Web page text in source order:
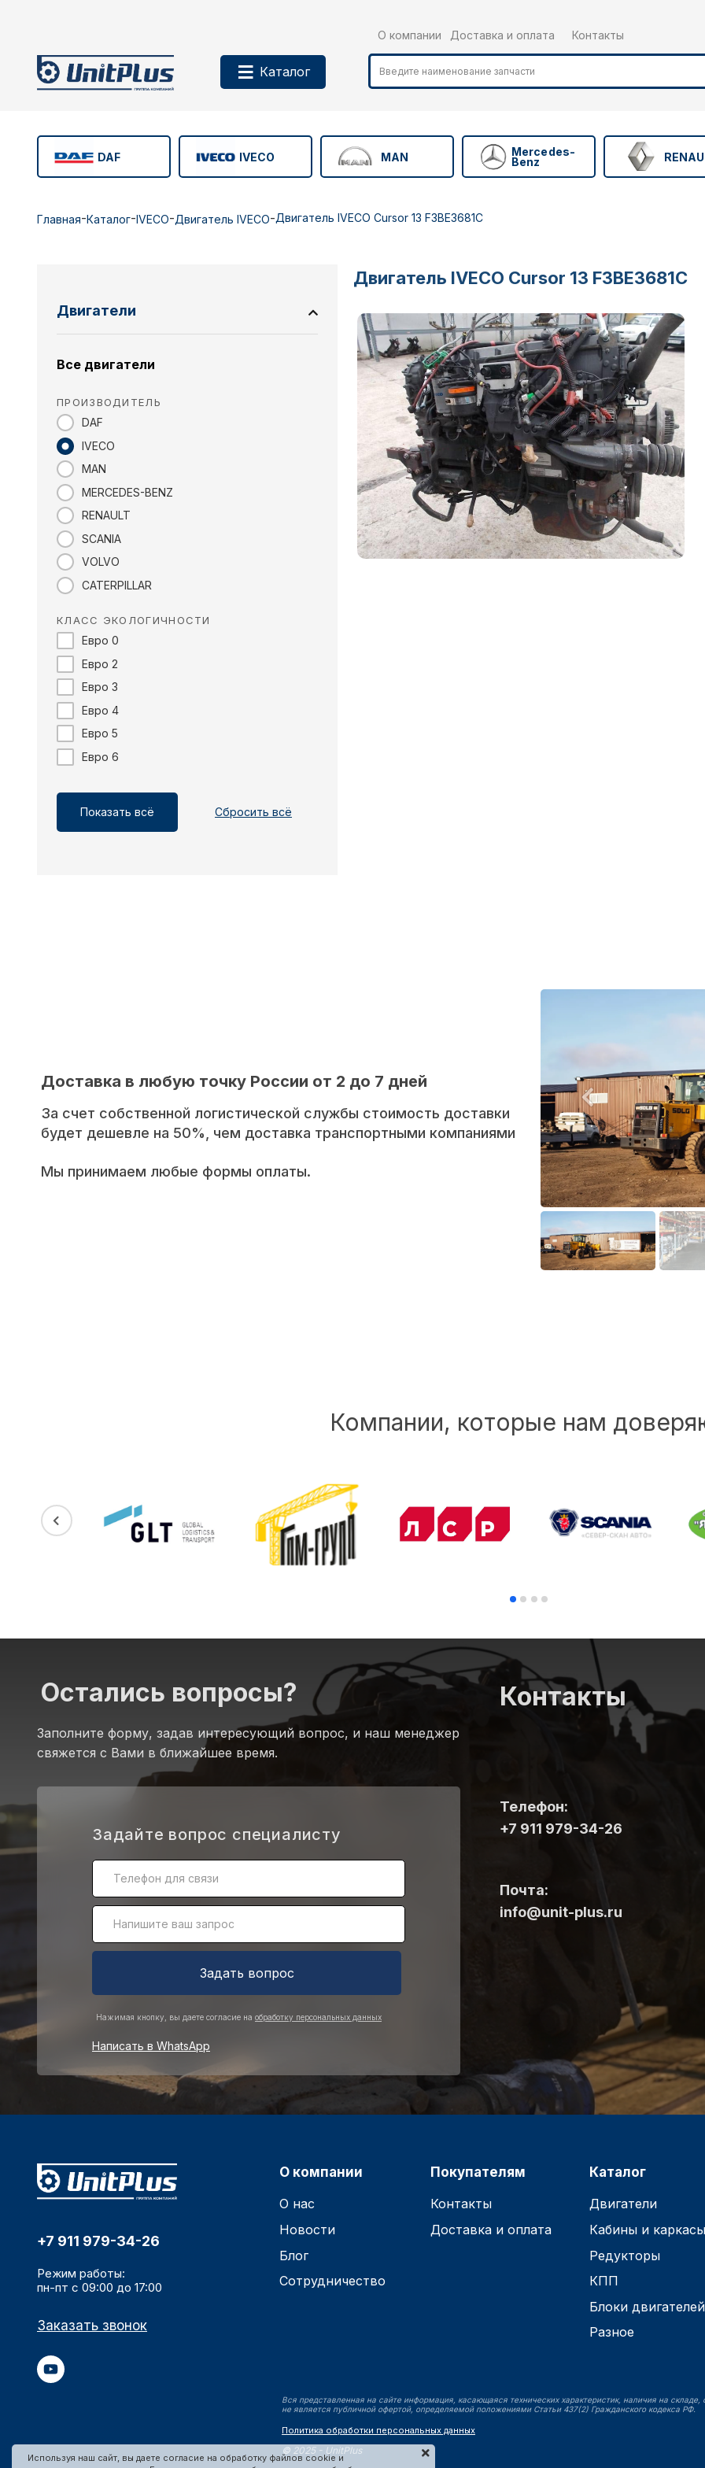
Каталог
О компании Доставка и оплата Контакты
DAF IVECO MAN Mercedes-
Benz
Главная-Каталог-IVECO-Двигатель IVECO-Двигатель IVECO Cursor 13 F3BE3681C
Двигатели
Все двигатели
ПРОИЗВОДИТЕЛЬ
DAF
IVECO
MAN
MERCEDES-BENZ
RENAULT
SCANIA
VOLVO
CATERPILLAR
КЛАСС ЭКОЛОГИЧНОСТИ
Евро 0
Евро 2
Евро 3
Евро 4
Евро 5
Евро 6
Показать всё Сбросить всё
Двигатель IVECO Cursor 13 F3BE3681C
Доставка в любую точку России от 2 до 7 дней
За счет собственной логистической службы стоимость доставки
будет дешевле на 50%, чем доставка транспортными компаниями
Мы принимаем любые формы оплаты.
Компании, которые нам
Остались вопросы?
Заполните форму, задав интересующий вопрос, и наш менеджер
свяжется с Вами в ближайшее время.
Задайте вопрос специалисту
Задать вопрос
Нажимая кнопку, вы даете согласие на обработку персональных данных
Написать в WhatsApp
Контакты
Телефон:
+7 911 979-34-26
Почта:
info@unit-plus.ru
+7 911 979-34-26
Режим работы:
пн-пт с 09:00 до 17:00
Заказать звонок
О компании
О нас
Новости
Блог
Сотрудничество
Покупателям
Контакты
Доставка и оплата
Каталог
Двигатели
Кабины и
Редукторы
КПП
Блоки двигателей
Разное
Вся представленная на сайте информация, касающаяся технических характеристик, наличия на
не является публичной офертой, определяемой положениями Статьи 437(2) Гражданского кодекса РФ.
Политика обработки персональных данных
© 2025 - UnitPlus
Используя наш сайт, вы даете согласие на обработку файлов cookie и